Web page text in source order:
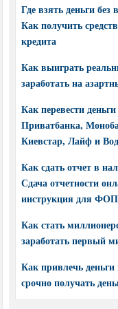
Где взять деньги
Как получить
кредита
Как выиграть
заработать на
Как перевести
Приватбанка,
Киевстар, Лайф и
Как сдать отчет в
Сдача отчетности
инструкция для
Как стать
заработать первый
Как привлечь
срочно получать